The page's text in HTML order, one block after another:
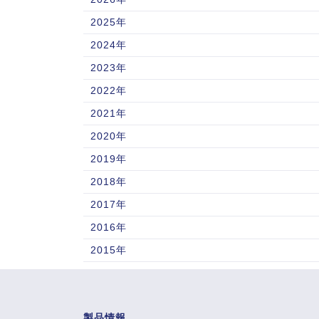
2025年
2024年
2023年
2022年
2021年
2020年
2019年
2018年
2017年
2016年
2015年